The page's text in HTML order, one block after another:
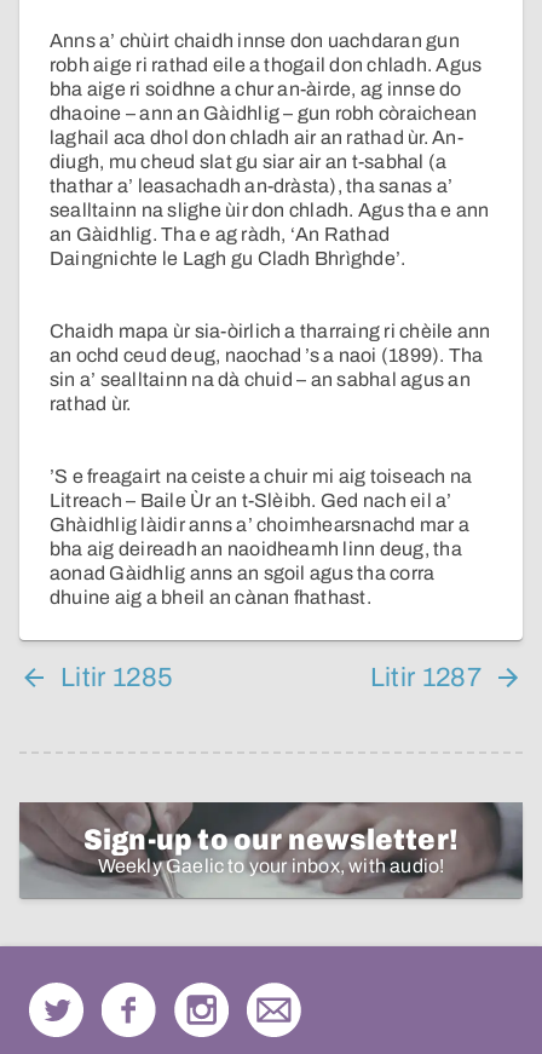
Anns a’ chùirt chaidh innse don uachdaran gun
robh aige ri rathad eile a thogail don chladh. Agus
bha aige ri soidhne a chur an-àirde, ag innse do
dhaoine – ann an Gàidhlig – gun robh còraichean
laghail aca dhol don chladh air an rathad ùr. An-
diugh, mu cheud slat gu siar air an t-sabhal (a
thathar a’ leasachadh an-dràsta), tha sanas a’
sealltainn na slighe ùir don chladh. Agus tha e ann
an Gàidhlig. Tha e ag ràdh, ‘An Rathad
Daingnichte le Lagh gu Cladh Bhrìghde’.
Chaidh mapa ùr sia-òirlich a tharraing ri chèile ann
an ochd ceud deug, naochad ’s a naoi (1899). Tha
sin a’ sealltainn na dà chuid – an sabhal agus an
rathad ùr.
’S e freagairt na ceiste a chuir mi aig toiseach na
Litreach – Baile Ùr an t-Slèibh. Ged nach eil a’
Ghàidhlig làidir anns a’ choimhearsnachd mar a
bha aig deireadh an naoidheamh linn deug, tha
aonad Gàidhlig anns an sgoil agus tha corra
dhuine aig a bheil an cànan fhathast.
Litir 1285 Litir 1287
Sign-up to our newsletter!
Weekly Gaelic to your inbox, with audio!